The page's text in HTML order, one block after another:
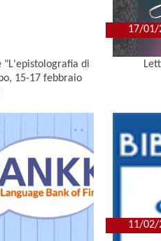
"L'epistolografia di
15-17 febbraio
17/01/
11/02/